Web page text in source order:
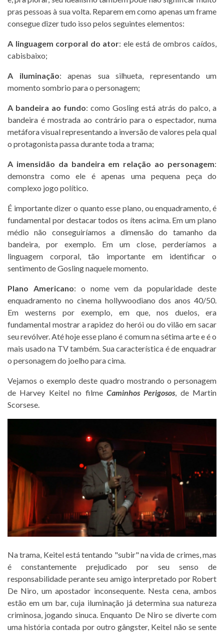
pras pessoas à sua volta. Reparem em como apenas um frame
consegue dizer tudo isso pelos seguintes elementos:
A linguagem corporal do ator: ele está de ombros caídos,
cabisbaixo;
A iluminação: apenas sua silhueta, representando um
momento sombrio para o personagem;
A bandeira ao fundo: como Gosling está atrás do palco, a
bandeira é mostrada ao contrário para o espectador, numa
metáfora visual representando a inversão de valores pela qual
o protagonista passa durante toda a trama;
A imensidão da bandeira em relação ao personagem:
demonstra como ele é apenas uma pequena peça do
complexo jogo político.
É importante dizer o quanto esse plano, ou enquadramento, é
fundamental por destacar todos os ítens acima. Em um plano
médio não conseguiríamos a dimensão do tamanho da
bandeira, por exemplo. Em um close, perderíamos a
linguagem corporal, tão importante em identificar o
sentimento de Gosling naquele momento.
Plano Americano: o nome vem da popularidade deste
enquadramento no cinema hollywoodiano dos anos 40/50.
Em westerns por exemplo, em que, nos duelos, era
fundamental mostrar a rapidez do herói ou do vilão em sacar
seu revólver. Até hoje esse plano é comum na sétima arte e é o
mais usado na TV também. Sua característica é de enquadrar
o personagem do joelho para cima.
Vejamos o exemplo deste quadro mostrando o personagem
de Harvey Keitel no filme Caminhos Perigosos, de Martin
Scorsese.
Na trama, Keitel está tentando "subir" na vida de crimes, mas
é constantemente prejudicado por seu senso de
responsabilidade perante seu amigo interpretado por Robert
De Niro, um apostador inconsequente. Nesta cena, ambos
estão em um bar, cuja iluminação já determina sua natureza
criminosa, jogando sinuca. Enquanto De Niro se diverte com
uma história contada por outro gângster, Keitel não se sente